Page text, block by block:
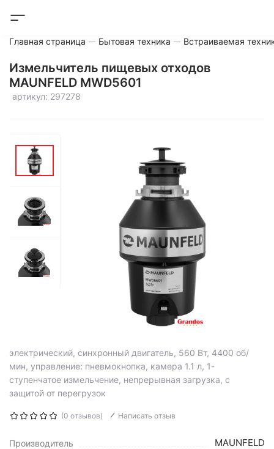
Главная страница Бытовая техника Встраиваемая
Измельчитель пищевых отходов
MAUNFELD MWD5601
артикул: 297278
электрический, синхронный двигатель, 560 Вт, 4400 об/
мин, управление: пневмокнопка, камера 1.1 л, 1-
ступенчатое измельчение, непрерывная загрузка, с
защитой от перегрузок
(0 отзывов) Написать отзыв
Производитель MAUNFELD